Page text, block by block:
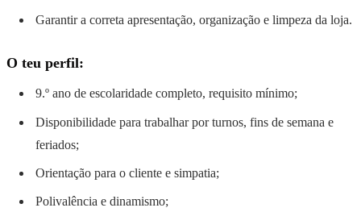
Garantir a correta apresentação, organização e limpeza da loja.
O teu perfil:
9.º ano de escolaridade completo, requisito mínimo;
Disponibilidade para trabalhar por turnos, fins de semana e
feriados;
Orientação para o cliente e simpatia;
Polivalência e dinamismo;